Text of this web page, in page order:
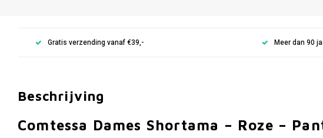
Gratis verzending vanaf €39,- Meer dan 90
Beschrijving
Comtessa Dames Shortama – Roze –